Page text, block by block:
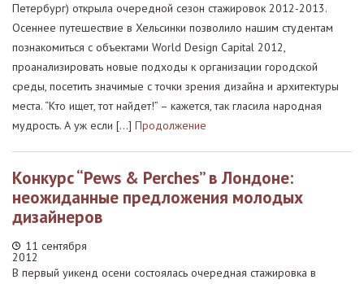
Петербург) открыла очередной сезон стажировок 2012-2013.
Осеннее путешествие в Хельсинки позволило нашим студентам
познакомиться с объектами World Design Capital 2012,
проанализировать новые подходы к организации городской
среды, посетить значимые с точки зрения дизайна и архитектуры
места. “Кто ищет, тот найдет!” – кажется, так гласила народная
мудрость. А уж если […] Продолжение
Конкурс “Pews & Perches” в Лондоне:
неожиданные предложения молодых
дизайнеров
11 сентября
2012
В первый уикенд осени состоялась очередная стажировка в